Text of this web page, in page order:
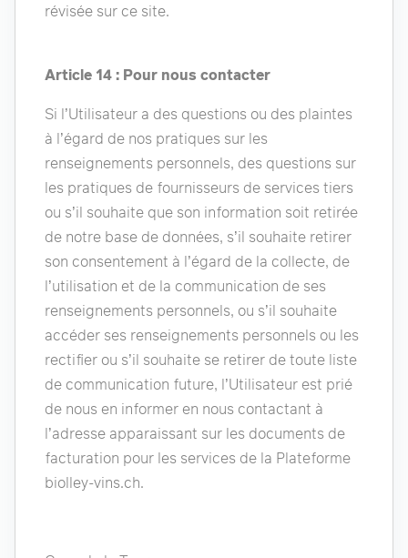
révisée sur ce site.
Article 14 : Pour nous contacter
Si l’Utilisateur a des questions ou des plaintes
à l’égard de nos pratiques sur les
renseignements personnels, des questions sur
les pratiques de fournisseurs de services tiers
ou s’il souhaite que son information soit retirée
de notre base de données, s’il souhaite retirer
son consentement à l’égard de la collecte, de
l’utilisation et de la communication de ses
renseignements personnels, ou s’il souhaite
accéder ses renseignements personnels ou les
rectifier ou s’il souhaite se retirer de toute liste
de communication future, l’Utilisateur est prié
de nous en informer en nous contactant à
l’adresse apparaissant sur les documents de
facturation pour les services de la Plateforme
biolley-vins.ch.